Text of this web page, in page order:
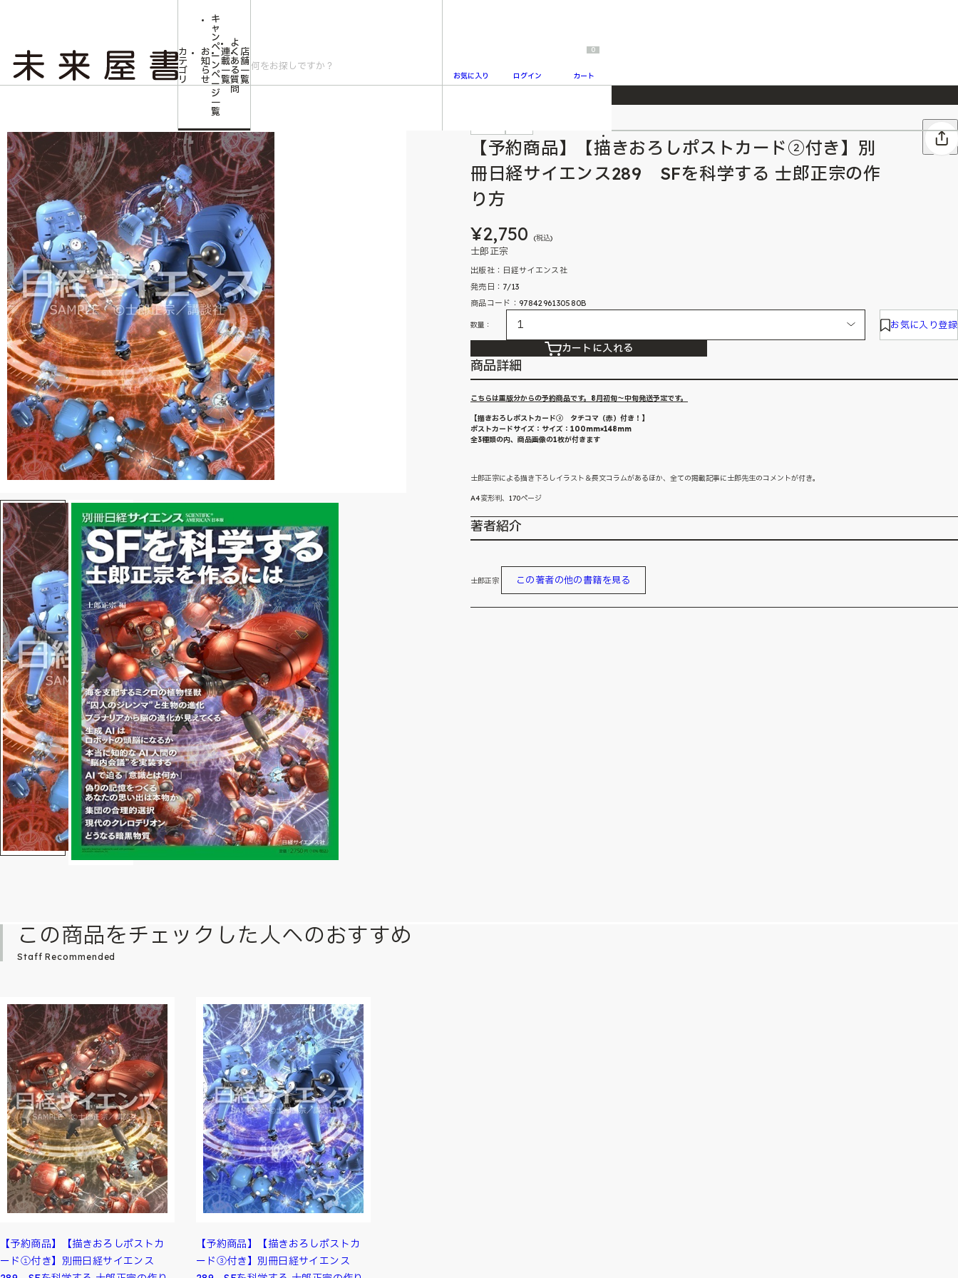
2026/7/23 『ONE PIECE magazine 021 ONE PIECEカード付き同梱版』発売延期のご案内
カ
テ
ゴ
リ
お
知
ら
せ
キ
ャ
ン
ペ
ー
ン
ペ
ー
ジ
一
覧
連
載
一
覧
よ
く
あ
る
質
問
店
舗
一
覧
お気に入り ログイン
0
カート
【予約商品】【描きおろしポストカード②付き】別冊日経サイエンス289 SFを科学する 士郎正宗の作り方
【予約商品】【描きおろしポストカード②付き】別
冊日経サイエンス289 SFを科学する 士郎正宗の作
り方
¥2,750 (税込)
士郎正宗
出版社：日経サイエンス社
発売日：7/13
商品コード：9784296130580B
数量： お気に入り登録
カートに入れる
商品詳細
こちらは重版分からの予約商品です。8月初旬～中旬発送予定です。
【描きおろしポストカード② タチコマ（赤）付き！】
ポストカードサイズ：サイズ：100mm×148mm
全3種類の内、商品画像の1枚が付きます
士郎正宗による描き下ろしイラスト＆長文コラムがあるほか、全ての掲載記事に士郎先生のコメントが付き。
A4変形判、170ページ
著者紹介
士郎正宗 この著者の他の書籍を見る
この商品をチェックした人へのおすすめ
Staff Recommended
【予約商品】【描きおろしポストカ
ード①付き】別冊日経サイエンス
【予約商品】【描きおろしポストカ
ード③付き】別冊日経サイエンス